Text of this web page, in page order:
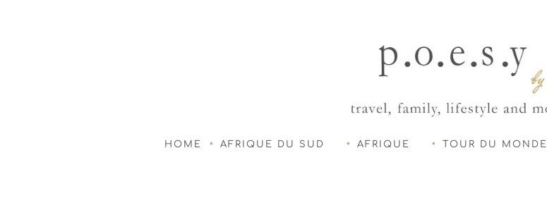
HOME AFRIQUE DU SUD AFRIQUE TOUR DU MONDE